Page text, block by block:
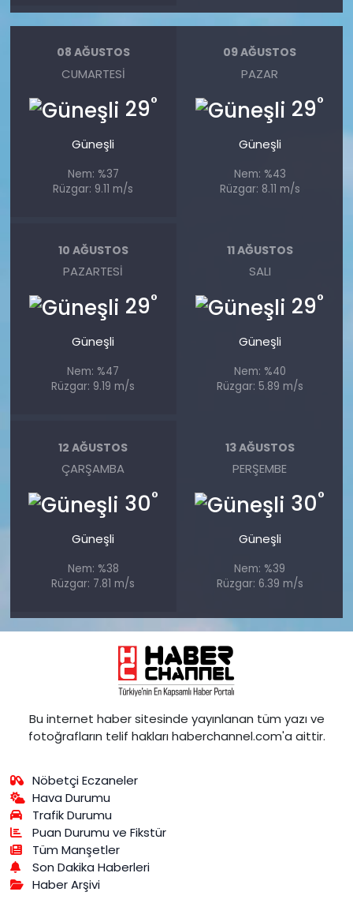
08 AĞUSTOS
CUMARTESI
29°
Güneşli
Nem: %37
Rüzgar: 9.11 m/s
09 AĞUSTOS
PAZAR
29°
Güneşli
Nem: %43
Rüzgar: 8.11 m/s
10 AĞUSTOS
PAZARTESI
29°
Güneşli
Nem: %47
Rüzgar: 9.19 m/s
11 AĞUSTOS
SALI
29°
Güneşli
Nem: %40
Rüzgar: 5.89 m/s
12 AĞUSTOS
ÇARŞAMBA
30°
Güneşli
Nem: %38
Rüzgar: 7.81 m/s
13 AĞUSTOS
PERŞEMBE
30°
Güneşli
Nem: %39
Rüzgar: 6.39 m/s
Bu internet haber sitesinde yayınlanan tüm yazı ve
fotoğrafların telif hakları haberchannel.com'a aittir.
Nöbetçi Eczaneler
Hava Durumu
Trafik Durumu
Puan Durumu ve Fikstür
Tüm Manşetler
Son Dakika Haberleri
Haber Arşivi